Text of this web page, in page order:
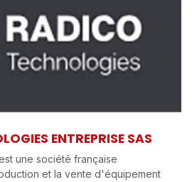
ENTREPRISE SAS
une société française
et la vente d'équipement